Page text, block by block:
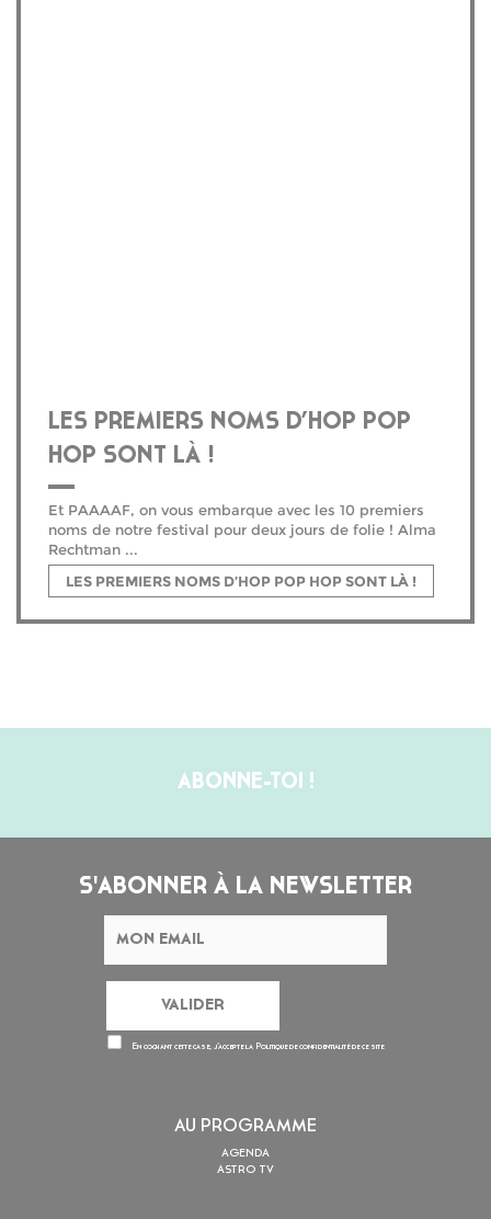
LES PREMIERS NOMS D’HOP POP
HOP SONT LÀ !
Et PAAAAF, on vous embarque avec les 10 premiers
noms de notre festival pour deux jours de folie ! Alma
Rechtman ...
LES PREMIERS NOMS D’HOP POP HOP SONT LÀ !
ABONNE-TOI !
S'ABONNER À LA NEWSLETTER
En cochant cette case, j’accepte la Politique de confidentialitéde ce site
AU PROGRAMME
AGENDA
ASTRO TV